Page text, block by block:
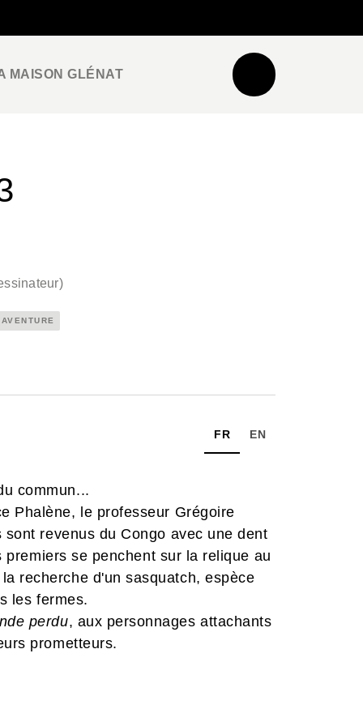
MAISON GLÉNAT
)
FR EN
commun...
Phalène, le professeur Grégoire
revenus du Congo avec une dent
se penchent sur la relique au
recherche d'un sasquatch, espèce
les fermes.
perdu, aux personnages attachants
prometteurs.